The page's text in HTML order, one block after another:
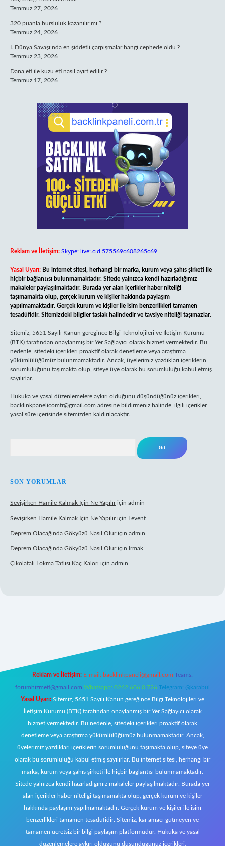
Temmuz 27, 2026
320 puanla bursluluk kazanılır mı ?
Temmuz 24, 2026
I. Dünya Savaşı’nda en şiddetli çarpışmalar hangi cephede oldu ?
Temmuz 23, 2026
Dana eti ile kuzu eti nasıl ayırt edilir ?
Temmuz 17, 2026
Reklam ve İletişim: Skype: live:.cid.575569c608265c69
Yasal Uyarı: Bu internet sitesi, herhangi bir marka, kurum veya şahıs şirketi ile
hiçbir bağlantısı bulunmamaktadır. Sitede yalnızca kendi hazırladığımız
makaleler paylaşılmaktadır. Burada yer alan içerikler haber niteliği
taşımamakta olup, gerçek kurum ve kişiler hakkında paylaşım
yapılmamaktadır. Gerçek kurum ve kişiler ile isim benzerlikleri tamamen
tesadüfidir. Sitemizdeki bilgiler taslak halindedir ve tavsiye niteliği taşımazlar.
Sitemiz, 5651 Sayılı Kanun gereğince Bilgi Teknolojileri ve İletişim Kurumu
(BTK) tarafından onaylanmış bir Yer Sağlayıcı olarak hizmet vermektedir. Bu
nedenle, sitedeki içerikleri proaktif olarak denetleme veya araştırma
yükümlülüğümüz bulunmamaktadır. Ancak, üyelerimiz yazdıkları içeriklerin
sorumluluğunu taşımakta olup, siteye üye olarak bu sorumluluğu kabul etmiş
sayılırlar.
Hukuka ve yasal düzenlemelere aykırı olduğunu düşündüğünüz içerikleri,
backlinkpanelicomtr@gmail.com adresine bildirmeniz halinde, ilgili içerikler
yasal süre içerisinde sitemizden kaldırılacaktır.
SON YORUMLAR
Sevişirken Hamile Kalmak Için Ne Yapılıriçin admin
Sevişirken Hamile Kalmak Için Ne Yapılıriçin Levent
Deprem Olacağında Gökyüzü Nasıl Oluriçin admin
Deprem Olacağında Gökyüzü Nasıl Oluriçin Irmak
Çikolatalı Lokma Tatlısı Kaç Kalori için admin
Reklam ve İletişim: E-mail: backlinkpaneli@gmail.com Teams:
forumhizmeti@gmail.com Whatsapp: 0262 606 0 726 Telegram: @karabul
Yasal Uyarı: Sitemiz, 5651 Sayılı Kanun gereğince Bilgi Teknolojileri ve
İletişim Kurumu (BTK) tarafından onaylanmış bir Yer Sağlayıcı olarak
hizmet vermektedir. Bu nedenle, sitedeki içerikleri proaktif olarak
denetleme veya araştırma yükümlülüğümüz bulunmamaktadır. Ancak,
üyelerimiz yazdıkları içeriklerin sorumluluğunu taşımakta olup, siteye üye
olarak bu sorumluluğu kabul etmiş sayılırlar. Bu internet sitesi, herhangi bir
marka, kurum veya şahıs şirketi ile hiçbir bağlantısı bulunmamaktadır.
Sitede yalnızca kendi hazırladığımız makaleler paylaşılmaktadır. Burada yer
alan içerikler haber niteliği taşımamakta olup, gerçek kurum ve kişiler
hakkında paylaşım yapılmamaktadır. Gerçek kurum ve kişiler ile isim
benzerlikleri tamamen tesadüfidir. Sitemiz, kar amacı gütmeyen ve
tamamen ücretsiz bir bilgi paylaşım platformudur. Hukuka ve yasal
düzenlemelere aykırı olduğunu düşündüğünüz içerikleri,